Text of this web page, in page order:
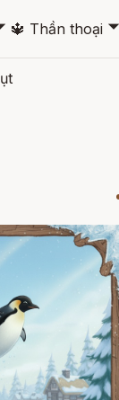
🔱 Thần thoại 🞃